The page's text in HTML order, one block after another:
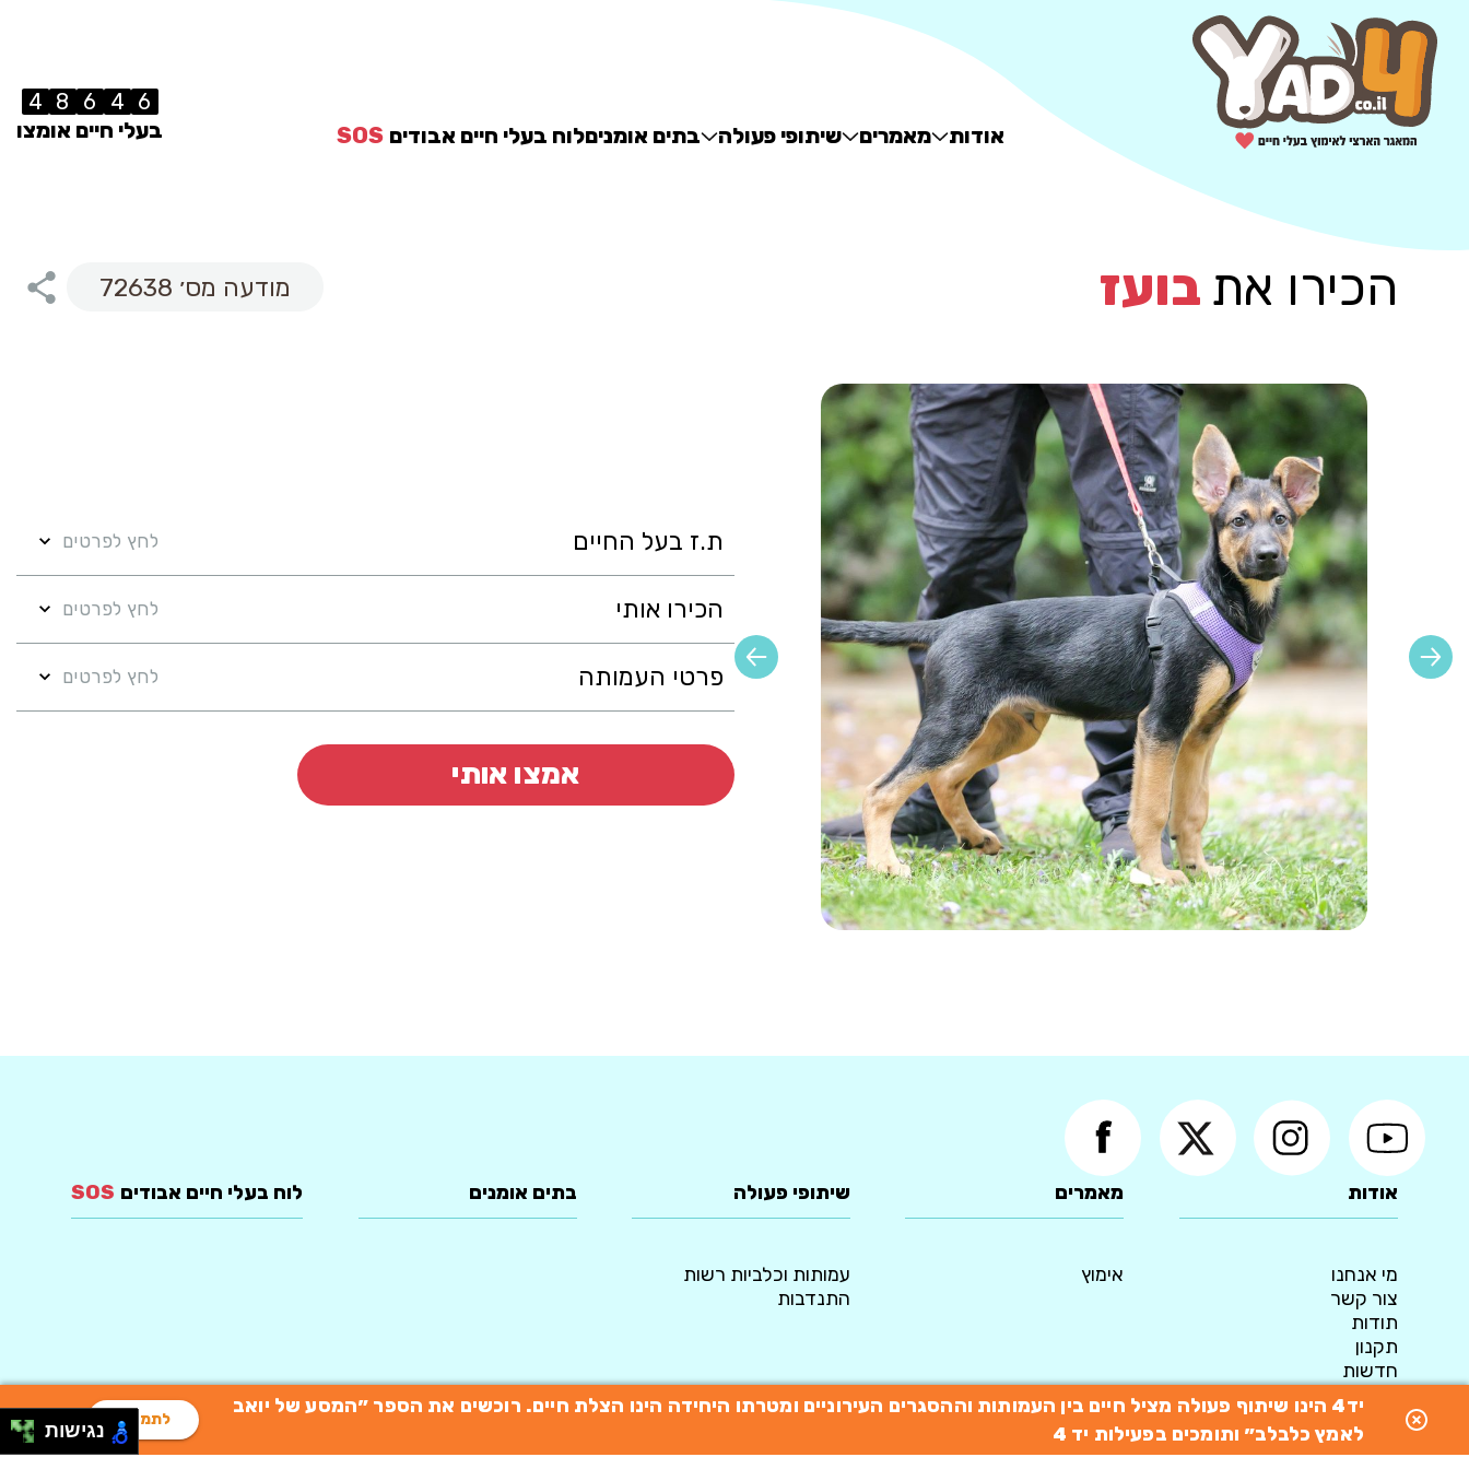
אודות מאמרים שיתופי פעולה בתים אומניםלוח בעלי חיים אבודים SOS
6
4
6
8
4
בעלי חיים אומצו
הכירו את בועז מודעה מס׳ 72638
ת.ז בעל החיים לחץ לפרטים
הכירו אותי לחץ לפרטים
פרטי העמותה לחץ לפרטים
אמצו אותי
יד4 הינו שיתוף פעולה מציל חיים בין העמותות וההסגרים העירוניים ומטרתו היחידה הינו הצלת חיים. רוכשים את הספר ״המסע של יואב
לאמץ כלבלב״ ותומכים בפעילות יד 4
לתמיכה
אודות
מי אנחנו
צור קשר
תודות
תקנון
חדשות
מדיניות פרטיות
מאמרים
אימוץ
שיתופי פעולה
עמותות וכלביות רשות
התנדבות
בתים אומנים לוח בעלי חיים אבודים SOS
© 2015 כל הזכויות שמורות ליד4 - המאגר הארצי לאימוץ כלבים נגישות